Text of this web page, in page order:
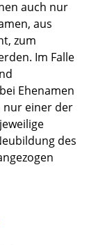
auch nur
aus
zum
Im Falle
Ehenamen
nur einer der
des